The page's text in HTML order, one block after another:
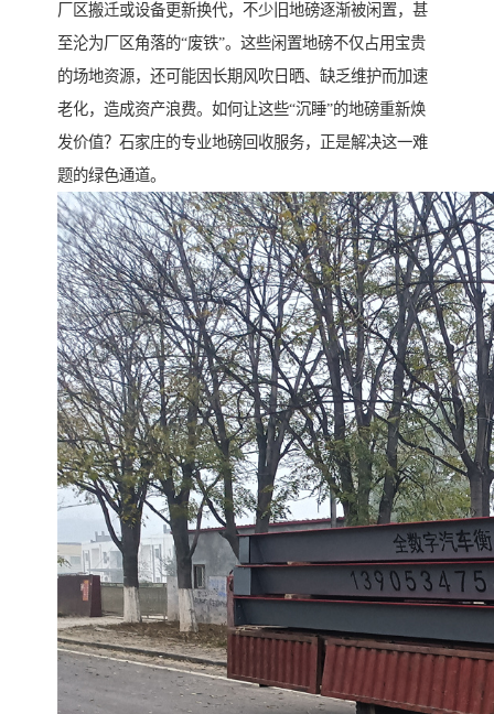
厂区搬迁或设备更新换代，不少旧地磅逐渐被闲置，甚
至沦为厂区角落的“废铁”。这些闲置地磅不仅占用宝贵
的场地资源，还可能因长期风吹日晒、缺乏维护而加速
老化，造成资产浪费。如何让这些“沉睡”的地磅重新焕
发价值？石家庄的专业地磅回收服务，正是解决这一难
题的绿色通道。